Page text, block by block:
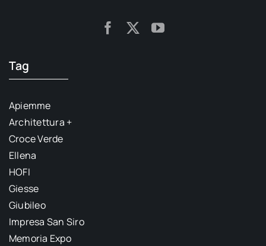
Tag
Apiemme
Architettura +
Croce Verde
Ellena
HOFI
Giesse
Giubileo
Impresa San Siro
Memoria Expo